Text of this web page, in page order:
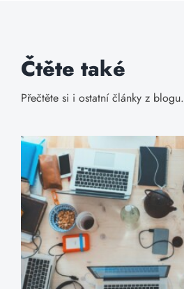
Čtěte také
Přečtěte si i ostatní články z blogu.